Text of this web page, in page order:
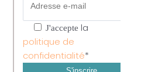
J'accepte la
politique de
confidentialité*